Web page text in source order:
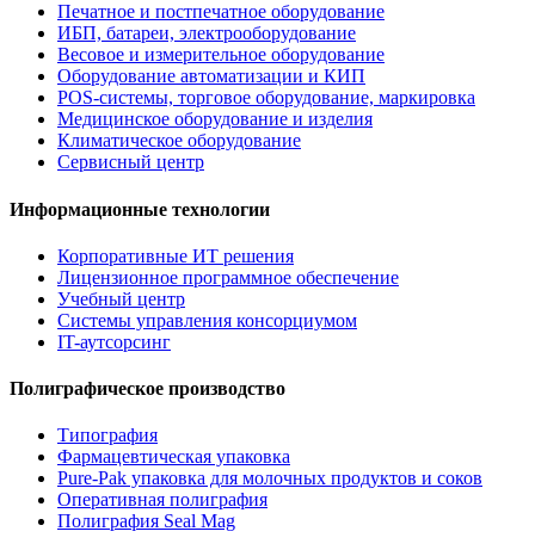
Печатное и постпечатное оборудование
ИБП, батареи, электрооборудование
Весовое и измерительное оборудование
Оборудование автоматизации и КИП
POS-системы, торговое оборудование, маркировка
Медицинское оборудование и изделия
Климатическое оборудование
Сервисный центр
Информационные технологии
Корпоративные ИТ решения
Лицензионное программное обеспечение
Учебный центр
Системы управления консорциумом
IT-аутсорсинг
Полиграфическое производство
Типография
Фармацевтическая упаковка
Pure-Pak упаковка для молочных продуктов и соков
Оперативная полиграфия
Полиграфия Seal Mag